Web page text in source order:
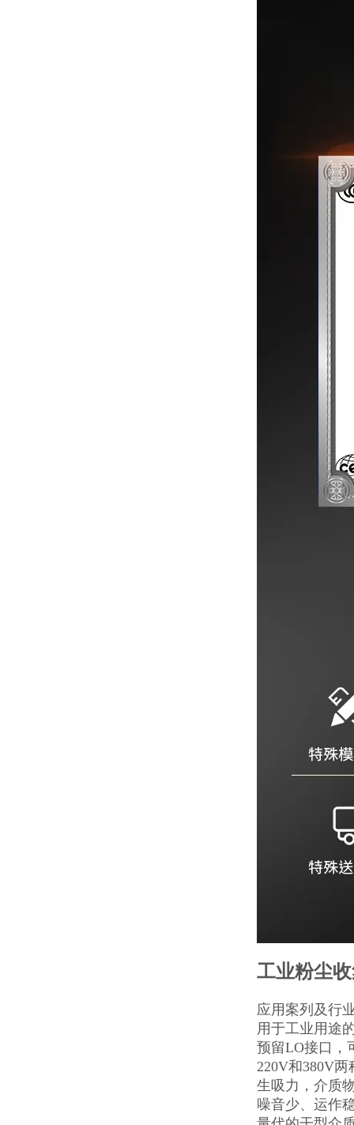
工业粉尘
应用案列及行
用于工业用途
预留LO接口，
220V和380V
生吸力，介质
噪音少、运作